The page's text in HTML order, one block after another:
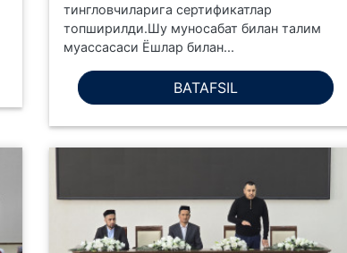
тингловчиларига сертификатлар
топширилди.Шу муносабат билан талим
муассасаси Ёшлар билан...
BATAFSIL